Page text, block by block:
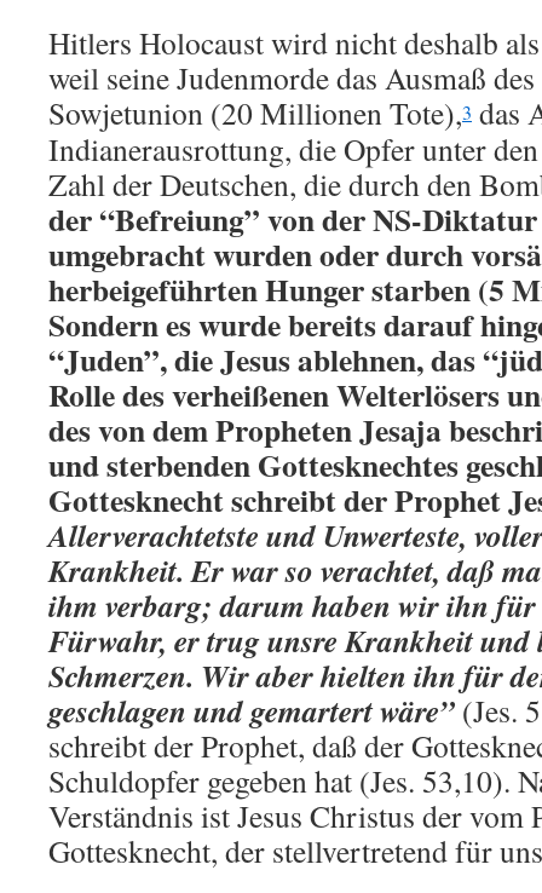
Hitlers Holocaust wird nicht deshalb
weil seine Judenmorde das Ausmaß
Sowjetunion (20 Millionen Tote),3 das
Indianerausrottung, die Opfer unter
Zahl der Deutschen, die durch den
der “Befreiung” von der NS-
umgebracht wurden oder durch
herbeigeführten Hunger starben (5
Sondern es wurde bereits darauf
“Juden”, die Jesus ablehnen, das
Rolle des verheißenen Welterlösers
des von dem Propheten Jesaja
und sterbenden Gottesknechtes
Gottesknecht schreibt der Prophet
Allerverachtetste und Unwerteste,
Krankheit. Er war so verachtet, daß
ihm verbarg; darum haben wir ihn für
Fürwahr, er trug unsre Krankheit und
Schmerzen. Wir aber hielten ihn für
geschlagen und gemartert wäre” (Jes.
schreibt der Prophet, daß der
Schuldopfer gegeben hat (Jes. 53,10).
Verständnis ist Jesus Christus der vom
Gottesknecht, der stellvertretend für